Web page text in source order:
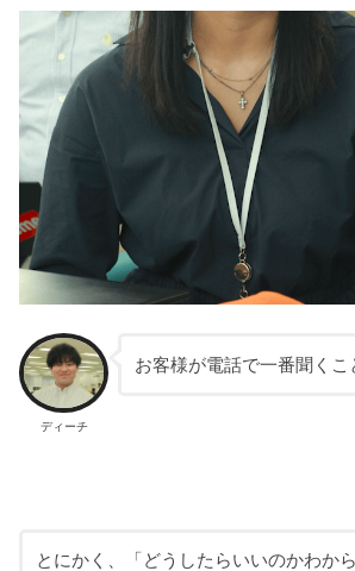
ディーチ
お客様が電話で一番聞くこ
とにかく、「どうしたらいいのかわか